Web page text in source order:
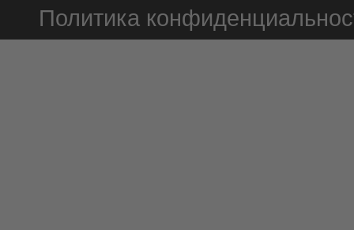
Политика